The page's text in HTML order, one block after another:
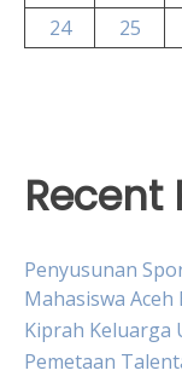
24
25
Recent
Penyusunan
Mahasiswa
Kiprah Keluarga
Pemetaan